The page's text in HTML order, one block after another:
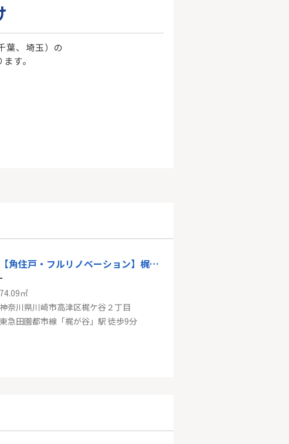
葉、埼玉）の
す。
【角住戸・フルリノベーション】梶ヶ谷スカイマンション
-
74.09㎡
神奈川県川崎市高津区梶ケ谷２丁目
東急田園都市線「梶が谷」駅 徒歩9分